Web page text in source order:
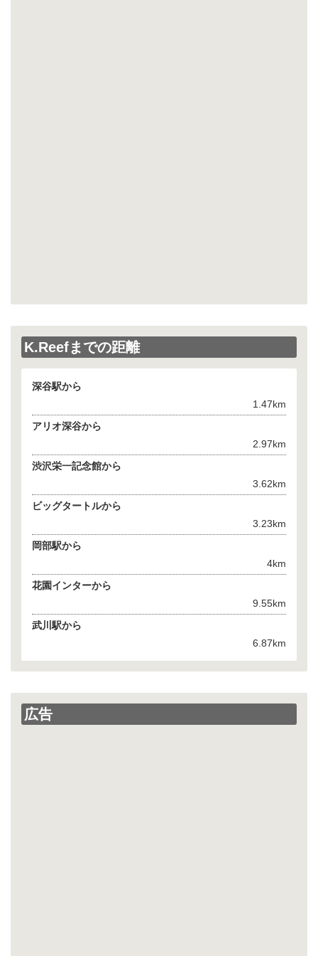
K.Reefまでの距離
深谷駅から
1.47km
アリオ深谷から
2.97km
渋沢栄一記念館から
3.62km
ビッグタートルから
3.23km
岡部駅から
4km
花園インターから
9.55km
武川駅から
6.87km
広告